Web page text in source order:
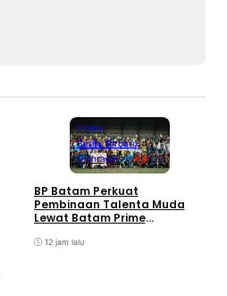
Batam
Berita Terbaru
Olahraga
BP Batam Perkuat
Pembinaan Talenta Muda
Lewat Batam Prime
Football sebagai Festival
12 jam lalu